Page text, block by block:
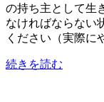
の持ち主として生
なければならない
ください（実際に
続きを読む